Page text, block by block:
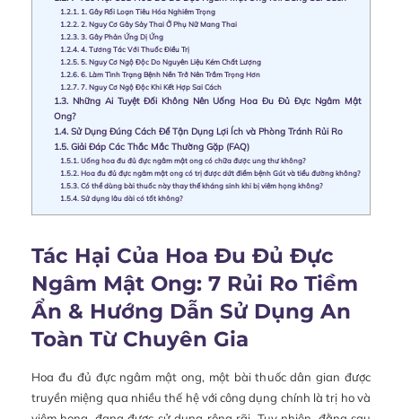
1.2.1. 1. Gây Rối Loạn Tiêu Hóa Nghiêm Trọng
1.2.2. 2. Nguy Cơ Gây Sảy Thai Ở Phụ Nữ Mang Thai
1.2.3. 3. Gây Phản Ứng Dị Ứng
1.2.4. 4. Tương Tác Với Thuốc Điều Trị
1.2.5. 5. Nguy Cơ Ngộ Độc Do Nguyên Liệu Kém Chất Lượng
1.2.6. 6. Làm Tình Trạng Bệnh Nền Trở Nên Trầm Trọng Hơn
1.2.7. 7. Nguy Cơ Ngộ Độc Khi Kết Hợp Sai Cách
1.3. Những Ai Tuyệt Đối Không Nên Uống Hoa Đu Đủ Đực Ngâm Mật
Ong?
1.4. Sử Dụng Đúng Cách Để Tận Dụng Lợi Ích và Phòng Tránh Rủi Ro
1.5. Giải Đáp Các Thắc Mắc Thường Gặp (FAQ)
1.5.1. Uống hoa đu đủ đực ngâm mật ong có chữa được ung thư không?
1.5.2. Hoa đu đủ đực ngâm mật ong có trị được dứt điểm bệnh Gút và tiểu đường không?
1.5.3. Có thể dùng bài thuốc này thay thế kháng sinh khi bị viêm họng không?
1.5.4. Sử dụng lâu dài có tốt không?
Tác Hại Của Hoa Đu Đủ Đực
Ngâm Mật Ong: 7 Rủi Ro Tiềm
Ẩn & Hướng Dẫn Sử Dụng An
Toàn Từ Chuyên Gia
Hoa đu đủ đực ngâm mật ong, một bài thuốc dân gian được
truyền miệng qua nhiều thế hệ với công dụng chính là trị ho và